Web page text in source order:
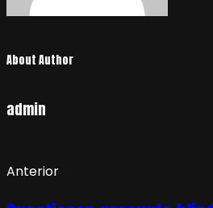
About Author
admin
Anterior